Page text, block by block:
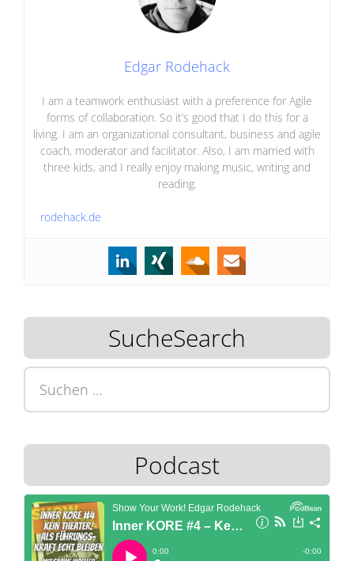
Edgar Rodehack
I am a teamwork enthusiast with a preference for Agile
forms of collaboration. So it’s good that I do this for a
living. I am an organizational consultant, business and agile
coach, moderator and facilitator. Also, I am married with
three kids, and I really enjoy making music, writing and
reading.
rodehack.de
SucheSearch
Podcast